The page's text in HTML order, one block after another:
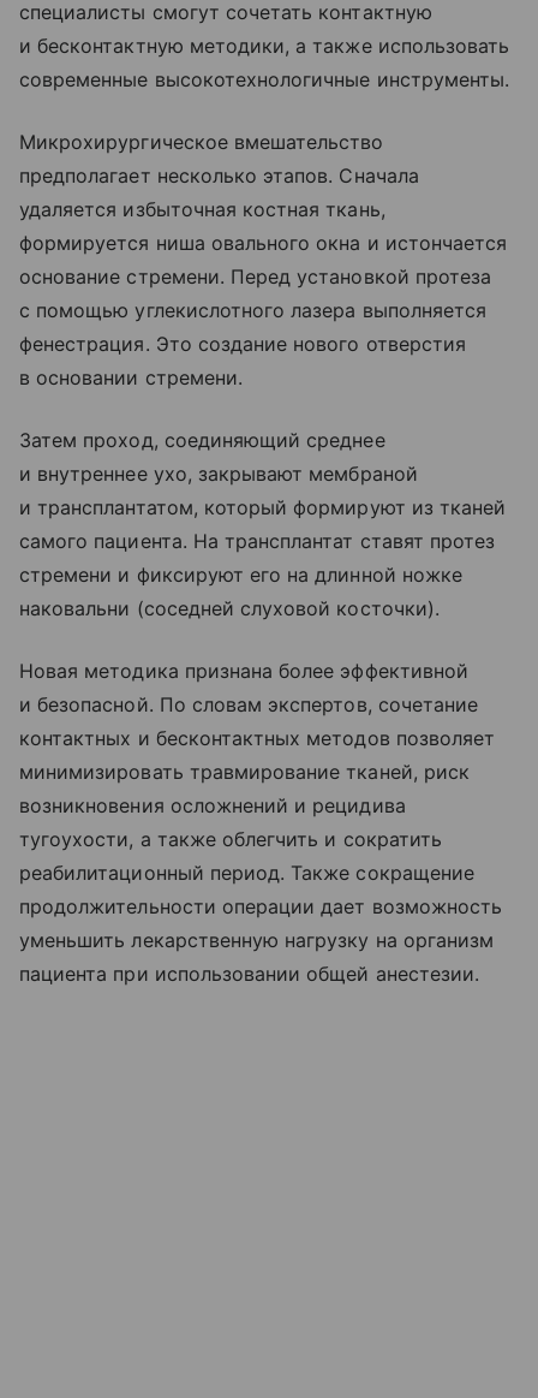
специалисты смогут сочетать контактную
и бесконтактную методики, а также использовать
современные высокотехнологичные инструменты.
Микрохирургическое вмешательство
предполагает несколько этапов. Сначала
удаляется избыточная костная ткань,
формируется ниша овального окна и истончается
основание стремени. Перед установкой протеза
с помощью углекислотного лазера выполняется
фенестрация. Это создание нового отверстия
в основании стремени.
Затем проход, соединяющий среднее
и внутреннее ухо, закрывают мембраной
и трансплантатом, который формируют из тканей
самого пациента. На трансплантат ставят протез
стремени и фиксируют его на длинной ножке
наковальни (соседней слуховой косточки).
Новая методика признана более эффективной
и безопасной. По словам экспертов, сочетание
контактных и бесконтактных методов позволяет
минимизировать травмирование тканей, риск
возникновения осложнений и рецидива
тугоухости, а также облегчить и сократить
реабилитационный период. Также сокращение
продолжительности операции дает возможность
уменьшить лекарственную нагрузку на организм
пациента при использовании общей анестезии.